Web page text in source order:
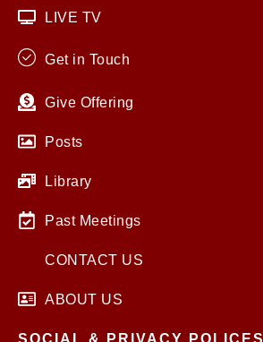
LIVE TV
Get in Touch
Give Offering
Posts
Library
Past Meetings
CONTACT US
ABOUT US
SOCIAL & PRIVACY POLICES